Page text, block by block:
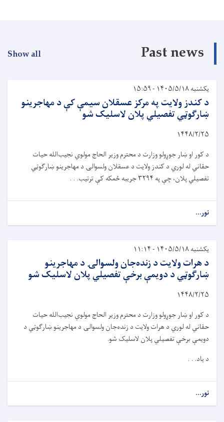
Past news
Show all
یکشنبه ۱۴۰۵/۵/۱۸ - ۱۵:۵۹
د کندز ولایت په مرکز عسقلان سیمې کې د مهاجرینو
ښارګوټي تفصیلي پلان لاسلیک شو
۱۴۴۸/۲/۲۵
د کور او ښار جوړولو وزارت د محترم وزیر الحاج مولوي نجیب‌الله حیات
حقاني له لوري د کندز ولایت د عسقلان ولسوالۍ د مهاجرینو ښارګوټي
تفصیلي پلان، چې په ۳۲۹۴جریبه ځمکه کې ترتیب. . .
نور...
یکشنبه ۱۴۰۵/۵/۱۸ - ۱۱:۱۴
د هرات ولایت د زنده‌جان ولسوالۍ د مهاجرینو
ښارګوټي د دویمې برخې تفصیلي پلان لاسلیک شو
۱۴۴۸/۲/۲۵
د کور او ښار جوړولو وزارت د محترم وزیر الحاج مولوي نجیب‌الله حیات
حقاني له لوري د هرات ولایت د زنده‌جان ولسوالۍ د مهاجرینو ښارګوټي د
دویمې برخې تفصیلي پلان لاسلیک شو.
د یاد. . .
نور...